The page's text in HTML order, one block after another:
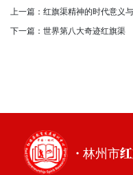
上一篇： 红旗渠精神的时代意义
下一篇： 世界第八大奇迹红旗渠
· 林州市